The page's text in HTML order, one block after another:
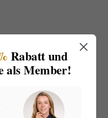
Rabatt und
als Member!